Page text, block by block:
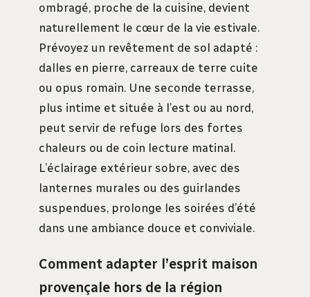
ombragé, proche de la cuisine, devient
naturellement le cœur de la vie estivale.
Prévoyez un revêtement de sol adapté :
dalles en pierre, carreaux de terre cuite
ou opus romain. Une seconde terrasse,
plus intime et située à l’est ou au nord,
peut servir de refuge lors des fortes
chaleurs ou de coin lecture matinal.
L’éclairage extérieur sobre, avec des
lanternes murales ou des guirlandes
suspendues, prolonge les soirées d’été
dans une ambiance douce et conviviale.
Comment adapter l’esprit maison
provençale hors de la région